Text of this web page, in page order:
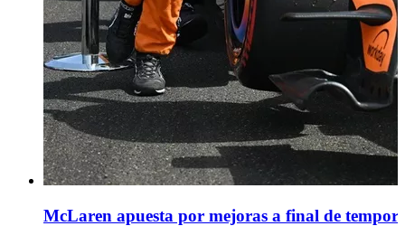
McLaren apuesta por mejoras a final de